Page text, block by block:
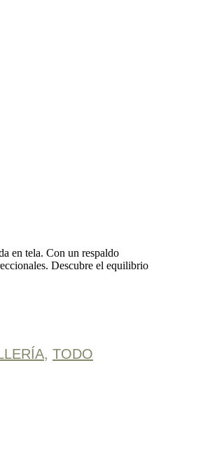
en tela. Con un respaldo
Descubre el equilibrio
, TODO